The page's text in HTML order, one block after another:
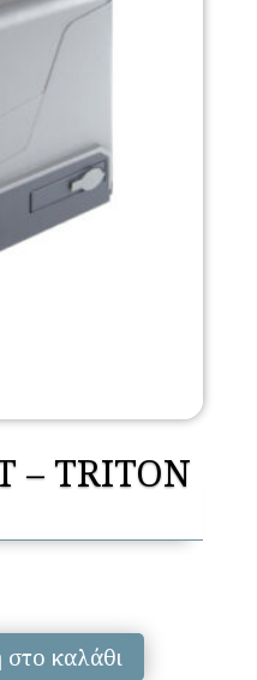
– TRITON
καλάθι